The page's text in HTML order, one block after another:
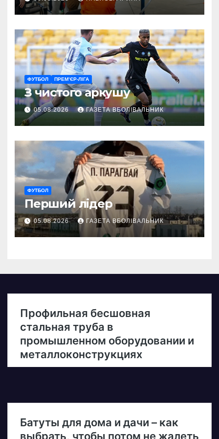
ГАРТ 2026 – як долучитися
ветеранам
ФУТБОЛ ПРЕМ’ЄР-ЛІГА
З чистого аркушу
05.08.2026 ГАЗЕТА ВБОЛІВАЛЬНИК
ФУТБОЛ
Перший лідер
05.08.2026 ГАЗЕТА ВБОЛІВАЛЬНИК